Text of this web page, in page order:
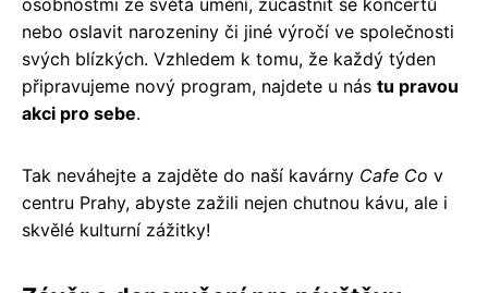
nebo oslavit narozeniny či jiné výročí ve společnosti
svých blízkých. Vzhledem k tomu, že každý týden
připravujeme nový program, najdete u nás tu pravou
akci pro sebe.
Tak neváhejte a zajděte do naší kavárny Cafe Co v
centru Prahy, abyste zažili nejen chutnou kávu, ale i
skvělé kulturní zážitky!